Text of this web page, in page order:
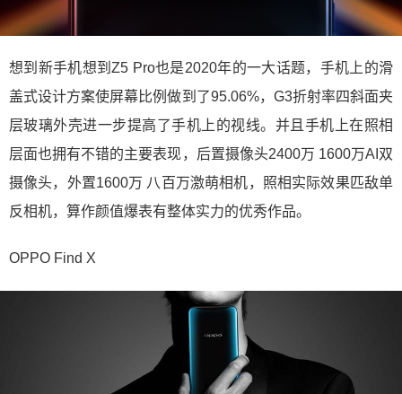
想到新手机想到Z5 Pro也是2020年的一大话题，手机上的滑
盖式设计方案使屏幕比例做到了95.06%，G3折射率四斜面夹
层玻璃外壳进一步提高了手机上的视线。并且手机上在照相
层面也拥有不错的主要表现，后置摄像头2400万 1600万AI双
摄像头，外置1600万 八百万激萌相机，照相实际效果匹敌单
反相机，算作颜值爆表有整体实力的优秀作品。
OPPO Find X